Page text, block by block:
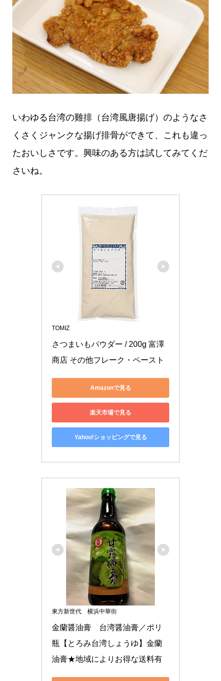
いわゆる台湾の雞排（台湾風唐揚げ）のようなさ
くさくジャンクな揚げ排骨ができて、これも違っ
たおいしさです。興味のある方は試してみてくだ
さいね。
TOMIZ
さつまいもパウダー / 200g 富澤
商店 その他フレーク・ペースト
Amazonで見る
楽天市場で見る
Yahoo!ショッピングで見る
東方新世代 横浜中華街
金蘭醤油膏　台湾醤油膏／ポリ
瓶【とろみ台湾しょうゆ】金蘭
油膏★地域によりお得な送料有